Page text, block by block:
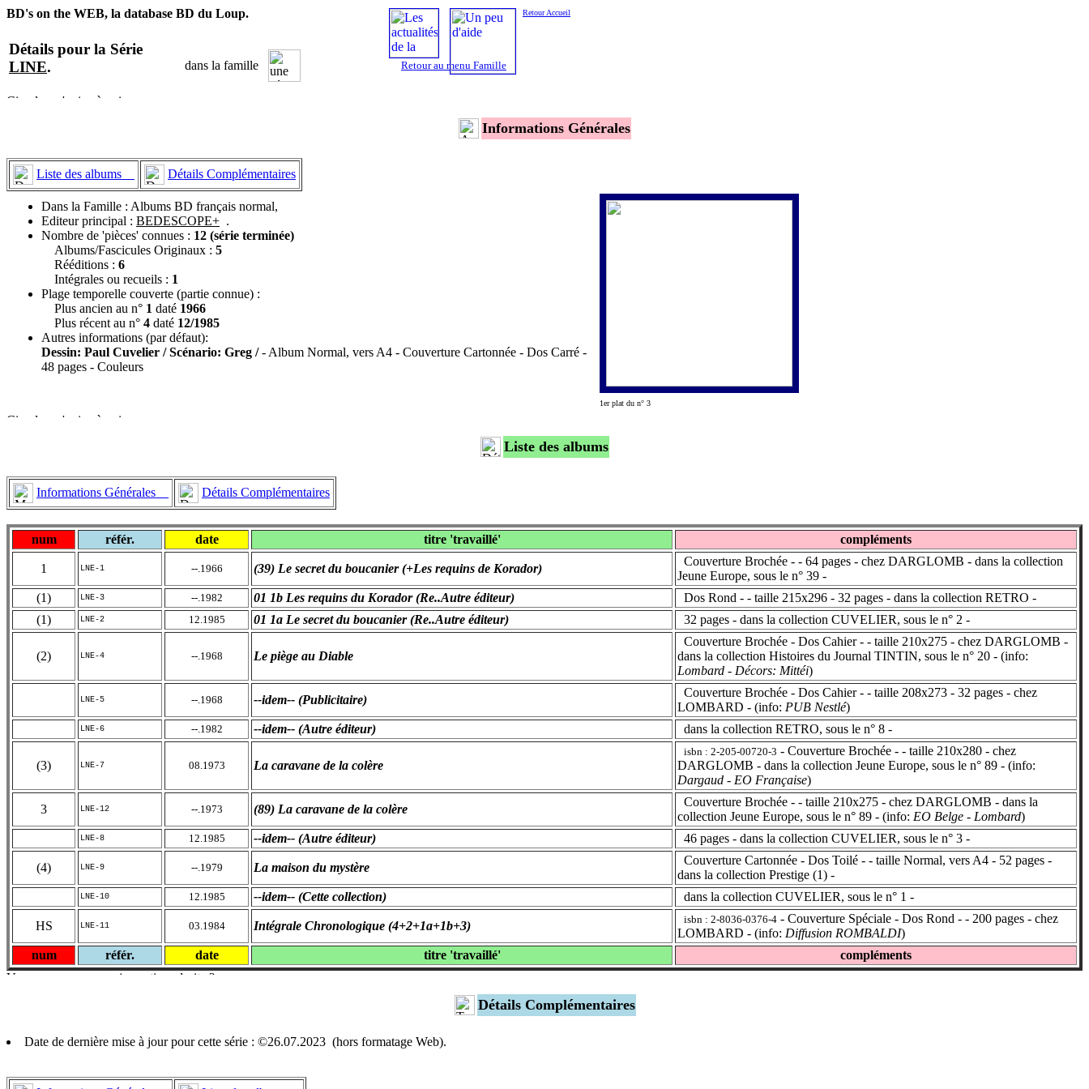
BD's on the WEB, la database BD du Loup.
Détails pour la Série
LINE. dans la famille Retour au menu Famille
Informations Générales
Liste des albums Détails Complémentaires
Dans la Famille : Albums BD français normal,
Editeur principal : BEDESCOPE+ .
Nombre de 'pièces' connues : 12 (série terminée)
Albums/Fascicules Originaux : 5
Rééditions : 6
Intégrales ou recueils : 1
Plage temporelle couverte (partie connue) :
Plus ancien au n° 1 daté 1966
Plus récent au n° 4 daté 12/1985
Autres informations (par défaut):
Dessin: Paul Cuvelier / Scénario: Greg /- Album Normal, vers A4 - Couverture Cartonnée - Dos Carré -
48 pages - Couleurs
1er plat du n° 3
Liste des albums
Informations Générales Détails Complémentaires
num référ. date titre 'travaillé' compléments
1 LNE-1 --.1966 (39) Le secret du boucanier (+Les requins de Korador)
Couverture Brochée - - 64 pages - chez DARGLOMB - dans la collection
Jeune Europe, sous le n° 39 -
(1)
LNE-3 --.1982 01 1b Les requins du Korador (Re..Autre éditeur)
Dos Rond - - taille 215x296 - 32 pages - dans la collection RETRO -
(1)
LNE-2 12.1985 01 1a Le secret du boucanier (Re..Autre éditeur) 32 pages - dans la collection CUVELIER, sous le n° 2 -
(2) LNE-4 --.1968 Le piège au Diable
Couverture Brochée - Dos Cahier - - taille 210x275 - chez DARGLOMB -
dans la collection Histoires du Journal TINTIN, sous le n° 20 - (info:
Lombard - Décors: Mittéi)
LNE-5 --.1968 --idem-- (Publicitaire)
Couverture Brochée - Dos Cahier - - taille 208x273 - 32 pages - chez
LOMBARD - (info: PUB Nestlé)
LNE-6 --.1982 --idem-- (Autre éditeur) dans la collection RETRO, sous le n° 8 -
(3) LNE-7 08.1973 La caravane de la colère
isbn : 2-205-00720-3 - Couverture Brochée - - taille 210x280 - chez
DARGLOMB - dans la collection Jeune Europe, sous le n° 89 - (info:
Dargaud - EO Française)
3 LNE-12 --.1973 (89) La caravane de la colère
Couverture Brochée - - taille 210x275 - chez DARGLOMB - dans la
collection Jeune Europe, sous le n° 89 - (info: EO Belge - Lombard)
LNE-8 12.1985 --idem-- (Autre éditeur) 46 pages - dans la collection CUVELIER, sous le n° 3 -
(4) LNE-9 --.1979 La maison du mystère
Couverture Cartonnée - Dos Toilé - - taille Normal, vers A4 - 52 pages -
dans la collection Prestige (1) -
LNE-10 12.1985 --idem-- (Cette collection) dans la collection CUVELIER, sous le n° 1 -
HS LNE-11 03.1984 Intégrale Chronologique (4+2+1a+1b+3) isbn : 2-8036-0376-4 - Couverture Spéciale - Dos Rond - - 200 pages - chez
LOMBARD - (info: Diffusion ROMBALDI)
num
référ. date titre 'travaillé' compléments
Détails Complémentaires
Date de dernière mise à jour pour cette série : ©26.07.2023 (hors formatage Web).
Retour Accueil